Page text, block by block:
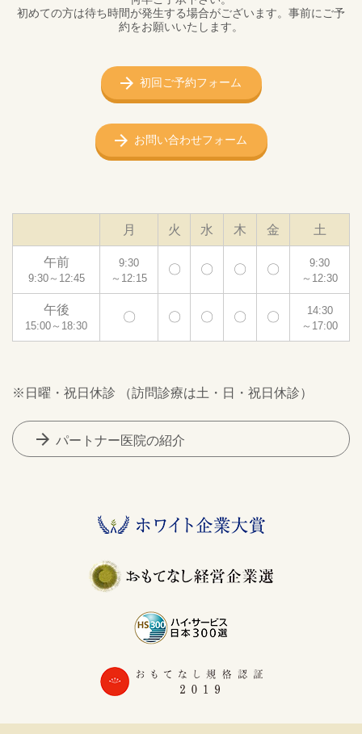
初めての方は待ち時間が発生する場合がございます。事前にご予
約をお願いいたします。
初回ご予約フォーム
お問い合わせフォーム
月 火 水 木 金 土
午前
9:30～12:45
9:30
～12:15
〇 〇 〇 〇
9:30
～12:30
午後
15:00～18:30
〇 〇 〇 〇 〇
14:30
～17:00
※日曜・祝日休診 （訪問診療は土・日・祝日休診）
arrow_forward パートナー医院の紹介